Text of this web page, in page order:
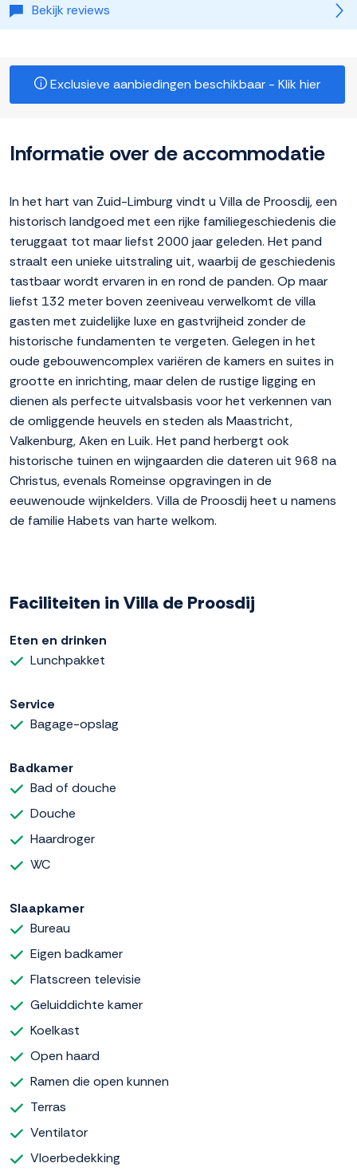
Bekijk reviews
Exclusieve aanbiedingen beschikbaar - Klik hier
Informatie over de accommodatie
In het hart van Zuid-Limburg vindt u Villa de Proosdij, een
historisch landgoed met een rijke familiegeschiedenis die
teruggaat tot maar liefst 2000 jaar geleden. Het pand
straalt een unieke uitstraling uit, waarbij de geschiedenis
tastbaar wordt ervaren in en rond de panden. Op maar
liefst 132 meter boven zeeniveau verwelkomt de villa
gasten met zuidelijke luxe en gastvrijheid zonder de
historische fundamenten te vergeten. Gelegen in het
oude gebouwencomplex variëren de kamers en suites in
grootte en inrichting, maar delen de rustige ligging en
dienen als perfecte uitvalsbasis voor het verkennen van
de omliggende heuvels en steden als Maastricht,
Valkenburg, Aken en Luik. Het pand herbergt ook
historische tuinen en wijngaarden die dateren uit 968 na
Christus, evenals Romeinse opgravingen in de
eeuwenoude wijnkelders. Villa de Proosdij heet u namens
de familie Habets van harte welkom.
Faciliteiten in Villa de Proosdij
Eten en drinken
Lunchpakket
Service
Bagage-opslag
Badkamer
Bad of douche
Douche
Haardroger
WC
Slaapkamer
Bureau
Eigen badkamer
Flatscreen televisie
Geluiddichte kamer
Koelkast
Open haard
Ramen die open kunnen
Terras
Ventilator
Vloerbedekking